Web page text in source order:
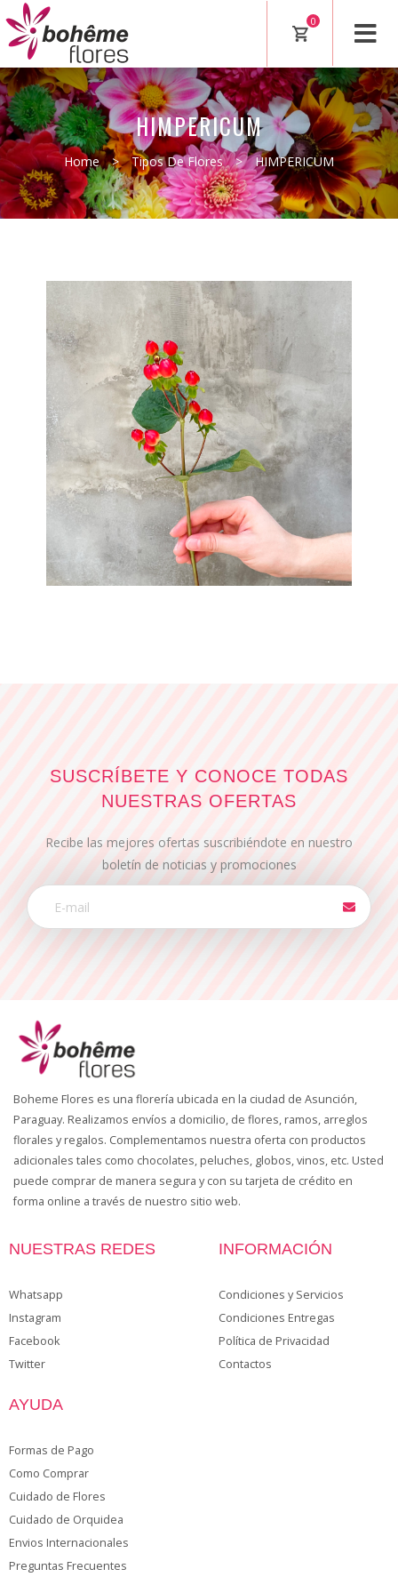
0
HIMPERICUM
Home > Tipos De Flores > HIMPERICUM
SUSCRÍBETE Y CONOCE TODAS
NUESTRAS OFERTAS
Recibe las mejores ofertas suscribiéndote en nuestro
boletín de noticias y promociones
Boheme Flores es una florería ubicada en la ciudad de Asunción,
Paraguay. Realizamos envíos a domicilio, de flores, ramos, arreglos
florales y regalos. Complementamos nuestra oferta con productos
adicionales tales como chocolates, peluches, globos, vinos, etc. Usted
puede comprar de manera segura y con su tarjeta de crédito en
forma online a través de nuestro sitio web.
NUESTRAS REDES
Whatsapp
Instagram
Facebook
Twitter
INFORMACIÓN
Condiciones y Servicios
Condiciones Entregas
Política de Privacidad
Contactos
AYUDA
Formas de Pago
Como Comprar
Cuidado de Flores
Cuidado de Orquidea
Envios Internacionales
Preguntas Frecuentes